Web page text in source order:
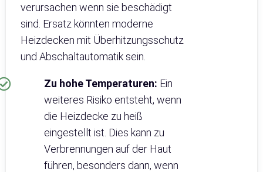
verursachen wenn sie beschädigt
sind. Ersatz könnten moderne
Heizdecken mit Überhitzungsschutz
und Abschaltautomatik sein.
Zu hohe Temperaturen: Ein
weiteres Risiko entsteht, wenn
die Heizdecke zu heiß
eingestellt ist. Dies kann zu
Verbrennungen auf der Haut
führen, besonders dann, wenn